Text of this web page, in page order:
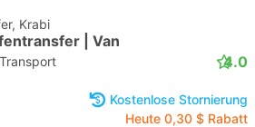
Krabi
| Van
4.0
Kostenlose Stornierung
Heute 0,30 $ Rabatt